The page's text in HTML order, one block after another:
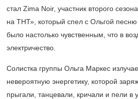
стал Zima Noir, участник второго
на ТНТ», который спел с Ольгой
было настолько чувственным, что в
электричество.
Солистка группы Ольга Маркес
невероятную энергетику, которой
прыгали, танцевали, кричали и пели в